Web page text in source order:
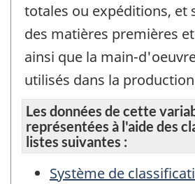
totales ou expéditions, et
des matières premières
ainsi que la main-
utilisés dans la
Les données de cette
représentées à l'aide des
listes suivantes :
Système de